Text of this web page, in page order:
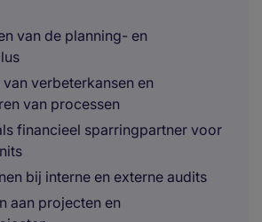
van de planning- en
verbeterkansen en
van processen
financieel sparringpartner voor
bij interne en externe audits
aan projecten en